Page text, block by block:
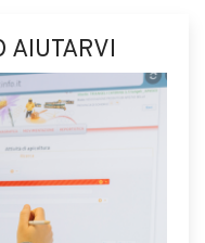
AIUTARVI